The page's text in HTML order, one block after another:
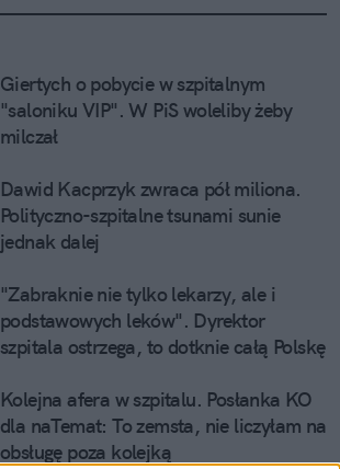
Giertych o pobycie w szpitalnym
"saloniku VIP". W PiS woleliby żeby
milczał
Dawid Kacprzyk zwraca pół miliona.
Polityczno-szpitalne tsunami sunie
jednak dalej
"Zabraknie nie tylko lekarzy, ale i
podstawowych leków". Dyrektor
szpitala ostrzega, to dotknie całą Polskę
Kolejna afera w szpitalu. Posłanka KO
dla naTemat: To zemsta, nie liczyłam na
obsługę poza kolejką